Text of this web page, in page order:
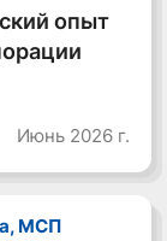
опыт
Июнь 2026 г.
МСП